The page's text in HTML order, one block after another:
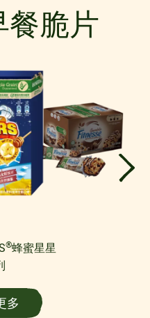
餐脆片
®蜂蜜星星
多